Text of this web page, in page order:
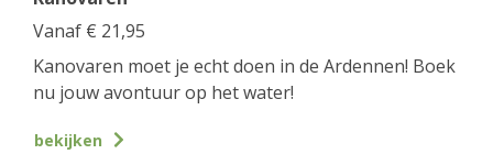
Vanaf € 21,95
Kanovaren moet je echt doen in de Ardennen! Boek
nu jouw avontuur op het water!
bekijken